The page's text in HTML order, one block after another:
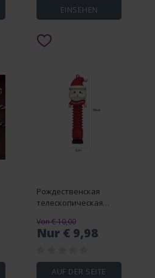
EINSEHEN
Рождественская
телескопическая
для снятия стресса
Von € 10,00
Nur € 9,98
AUF DER SEITE